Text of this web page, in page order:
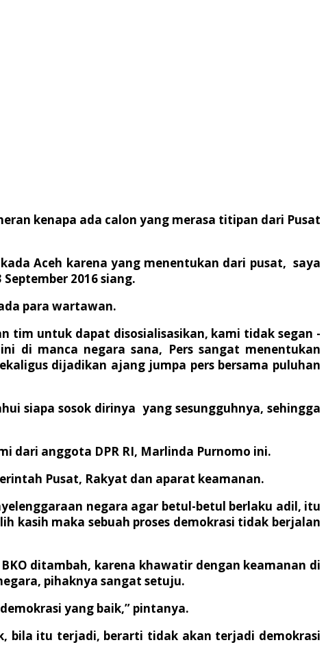
kenapa ada calon yang merasa titipan dari Pusat
Aceh karena yang menentukan dari pusat, saya
2016 siang.
para wartawan.
tim untuk dapat disosialisasikan, kami tidak segan -
di manca negara sana, Pers sangat menentukan
dijadikan ajang jumpa pers bersama puluhan
siapa sosok dirinya yang sesungguhnya, sehingga
dari anggota DPR RI, Marlinda Purnomo ini.
Pusat, Rakyat dan aparat keamanan.
negara agar betul-betul berlaku adil, itu
maka sebuah proses demokrasi tidak berjalan
ditambah, karena khawatir dengan keamanan di
pihaknya sangat setuju.
yang baik,” pintanya.
bila itu terjadi, berarti tidak akan terjadi demokrasi